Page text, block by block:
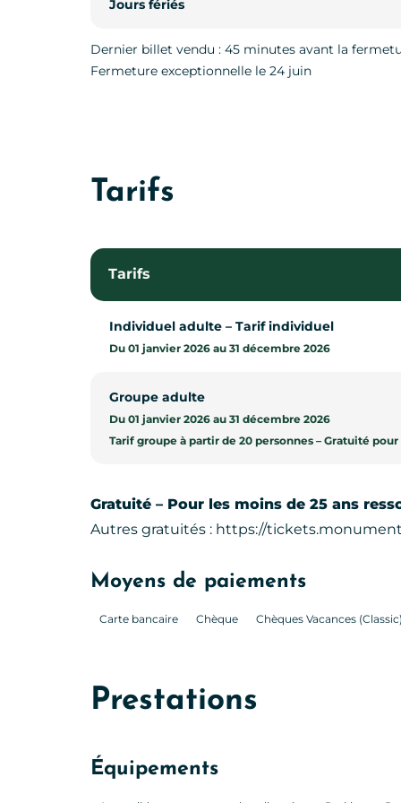
Jours fériés
Dernier billet vendu : 45 minutes avant la
Fermeture exceptionnelle le 24 juin
Jours fériés
Tarifs
Tarifs
Individuel adulte – Tarif individuel
Du 01 janvier 2026 au 31 décembre 2026
Groupe adulte
Du 01 janvier 2026 au 31 décembre 2026
Tarif groupe à partir de 20 personnes – Gratuité
Gratuité – Pour les moins de 25 ans
Autres gratuités : https://
Moyens de paiements
Carte bancaire Chèque Chèques Vacances (Classic)
Prestations
Équipements